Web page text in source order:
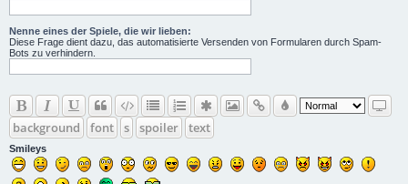
Nenne eines der Spiele, die wir lieben:
Diese Frage dient dazu, das automatisierte Versenden von Formularen durch Spam-
Bots zu verhindern.
background font s spoiler text
Smileys